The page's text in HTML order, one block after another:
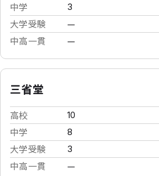
中学 3
大学受験
—
中高一貫
—
三省堂
高校 10
中学 8
大学受験 3
中高一貫 —